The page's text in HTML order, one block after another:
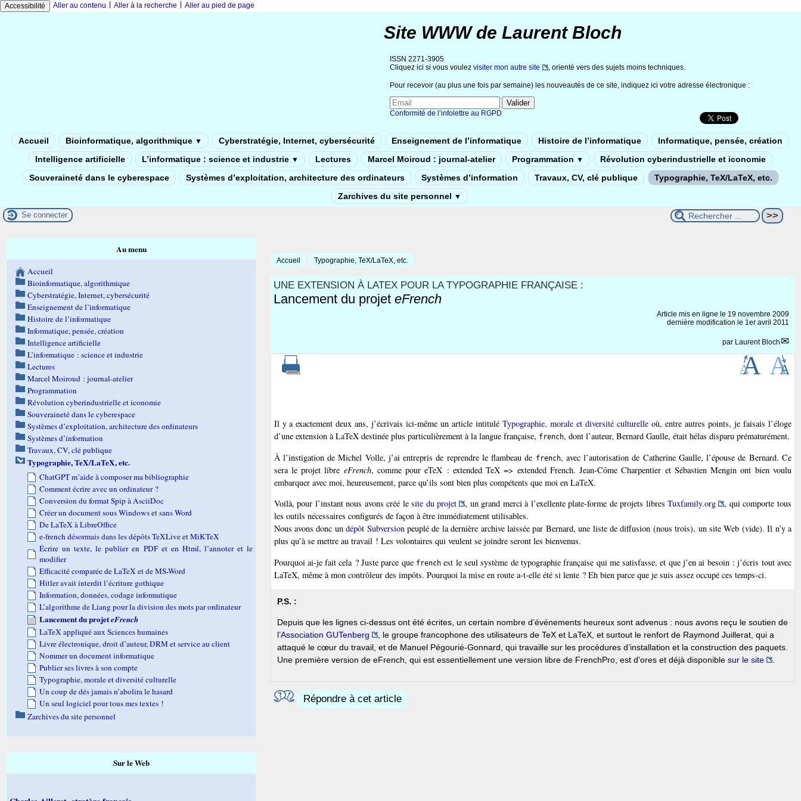
Accessibilité Aller au contenu Aller à la recherche Aller au pied de page
Site WWW de Laurent Bloch
ISSN 2271-3905
Cliquez ici si vous voulez visiter mon autre site , orienté vers des sujets moins techniques.
Pour recevoir (au plus une fois par semaine) les nouveautés de ce site, indiquez ici votre adresse électronique :
Conformité de l’infolettre au RGPD
Accueil Bioinformatique, algorithmique ▼ Cyberstratégie, Internet, cybersécurité Enseignement de l’informatique Histoire de l’informatique
Informatique, pensée, création
Intelligence artificielle
L’informatique : science et industrie ▼ Lectures Marcel Moiroud : journal-atelier Programmation ▼
Révolution cyberindustrielle et iconomie
Souveraineté dans le cyberespace
Systèmes d’exploitation, architecture des ordinateurs Systèmes d’information Travaux, CV, clé publique
Typographie, TeX/LaTeX, etc.
Zarchives du site personnel ▼
Se connecter
Accueil Typographie, TeX/LaTeX, etc.
UNE EXTENSION À LATEX POUR LA TYPOGRAPHIE FRANÇAISE :
Lancement du projet eFrench
Article mis en ligne le 19 novembre 2009
dernière modification le 1er avril 2011
par Laurent Bloch
Il y a exactement deux ans, j’écrivais ici-même un article intituléTypographie, morale et diversité culturelle où, entre autres points, je faisais l’éloge
d’une extension à LaTeX destinée plus particulièrement à la langue française, french, dont l’auteur, Bernard Gaulle, était hélas disparu prématurément.
À l’instigation de Michel Volle, j’ai entrepris de reprendre le flambeau de french, avec l’autorisation de Catherine Gaulle, l’épouse de Bernard. Ce
sera le projet libre eFrench, comme pour eTeX : extended TeX => extended French. Jean-Côme Charpentier et Sébastien Mengin ont bien voulu
embarquer avec moi, heureusement, parce qu’ils sont bien plus compétents que moi en LaTeX.
Voilà, pour l’instant nous avons créé lesite du projet , un grand merci à l’exellente plate-forme de projets libresTuxfamily.org
, qui comporte tous
les outils nécessaires configurés de façon à être immédiatement utilisables.
Nous avons donc undépôt Subversionpeuplé de la dernière archive laissée par Bernard, une liste de diffusion (nous trois), un site Web (vide). Il n’y a
plus qu’à se mettre au travail ! Les volontaires qui veulent se joindre seront les bienvenus.
Pourquoi ai-je fait cela ? Juste parce que french est le seul système de typographie française qui me satisfasse, et que j’en ai besoin : j’écris tout avec
LaTeX, même à mon contrôleur des impôts. Pourquoi la mise en route a-t-elle été si lente ? Eh bien parce que je suis assez occupé ces temps-ci.
P.S. :
Depuis que les lignes ci-dessus ont été écrites, un certain nombre d’événements heureux sont advenus : nous avons reçu le soutien de
l’Association GUTenberg
, le groupe francophone des utilisateurs de TeX et LaTeX, et surtout le renfort de Raymond Juillerat, qui a
attaqué le cœur du travail, et de Manuel Pégourié-Gonnard, qui travaille sur les procédures d’installation et la construction des paquets.
Une première version de eFrench, qui est essentiellement une version libre de FrenchPro, est d’ores et déjà disponible sur le site .
Répondre à cet article
Au menu
Accueil
Bioinformatique, algorithmique
Cyberstratégie, Internet, cybersécurité
Enseignement de l’informatique
Histoire de l’informatique
Informatique, pensée, création
Intelligence artificielle
L’informatique : science et industrie
Lectures
Marcel Moiroud : journal-atelier
Programmation
Révolution cyberindustrielle et iconomie
Souveraineté dans le cyberespace
Systèmes d’exploitation, architecture des ordinateurs
Systèmes d’information
Travaux, CV, clé publique
Typographie, TeX/LaTeX, etc.
ChatGPT m’aide à composer ma bibliographie
Comment écrire avec un ordinateur ?
Conversion du format Spip à AsciiDoc
Créer un document sous Windows et sans Word
De LaTeX à LibreOffice
e-french désormais dans les dépôts TeXLive et MiKTeX
Écrire un texte, le publier en PDF et en Html, l’annoter et le
modifier
Efficacité comparée de LaTeX et de MS-Word
Hitler avait interdit l’écriture gothique
Information, données, codage informatique
L’algorithme de Liang pour la division des mots par ordinateur
Lancement du projeteFrench
LaTeX appliqué aux Sciences humaines
Livre électronique, droit d’auteur, DRM et service au client
Nommer un document informatique
Publier ses livres à son compte
Typographie, morale et diversité culturelle
Un coup de dés jamais n’abolira le hasard
Un seul logiciel pour tous mes textes !
Zarchives du site personnel
Sur le Web